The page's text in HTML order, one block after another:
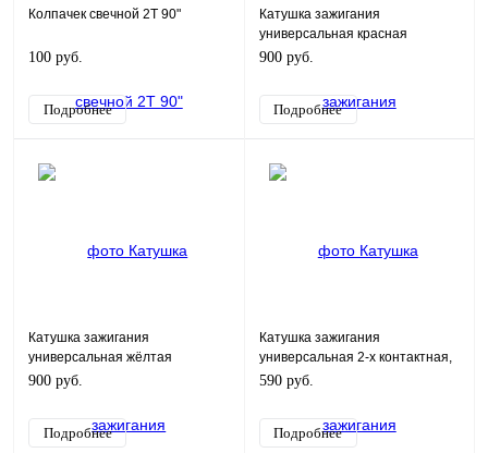
Колпачек свечной 2Т 90"
100 руб.
Подробнее
Катушка зажигания
универсальная красная
900 руб.
Подробнее
Катушка зажигания
универсальная жёлтая
900 руб.
Подробнее
Катушка зажигания
универсальная 2-х контактная,
со свечным колпачком под 90''
590 руб.
Подробнее